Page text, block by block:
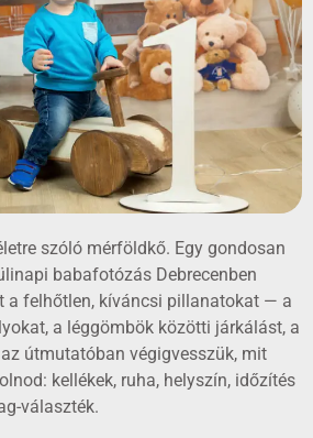
szóló mérföldkő. Egy gondosan
babafotózás Debrecenben
a felhőtlen, kíváncsi pillanatokat — a
a léggömbök közötti járkálást, a
útmutatóban végigvesszük, mit
kellékek, ruha, helyszín, időzítés
választék.